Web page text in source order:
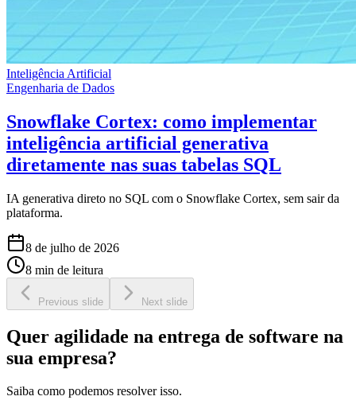
Inteligência Artificial
Engenharia de Dados
Snowflake Cortex: como implementar
inteligência artificial generativa
diretamente nas suas tabelas SQL
IA generativa direto no SQL com o Snowflake Cortex, sem sair da
plataforma.
8 de julho de 2026
8 min de leitura
Previous slide Next slide
Quer agilidade na entrega de software na
sua empresa?
Saiba como podemos resolver isso.